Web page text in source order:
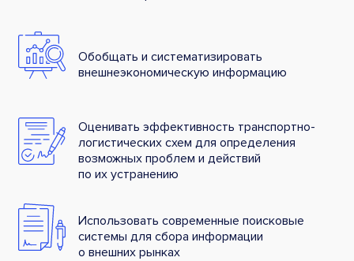
Обобщать и систематизировать
внешнеэкономическую информацию
Оценивать эффективность транспортно-
логистических схем для определения
возможных проблем и действий
по их устранению
Использовать современные поисковые
системы для сбора информации
о внешних рынках